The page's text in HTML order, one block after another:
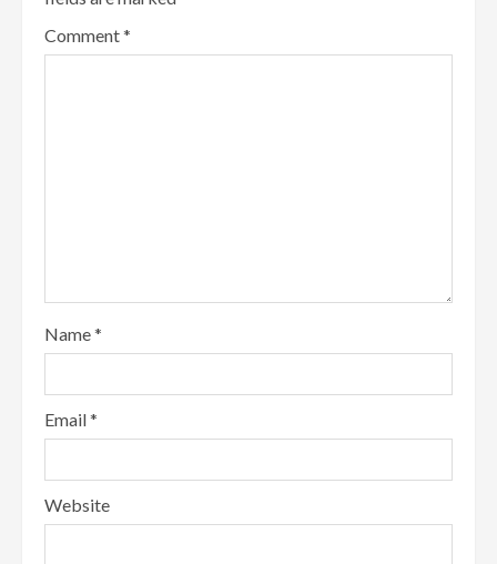
Comment*
Name*
Email*
Website